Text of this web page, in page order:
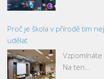
Proč je škola v přírodě tím
udělat
Na ten…